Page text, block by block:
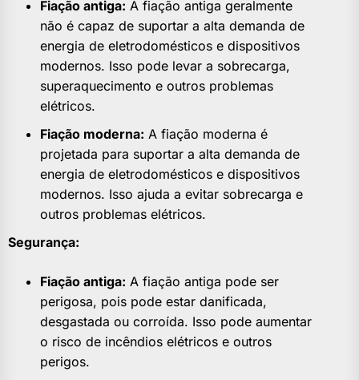
Fiação antiga: A fiação antiga geralmente
não é capaz de suportar a alta demanda de
energia de eletrodomésticos e dispositivos
modernos. Isso pode levar a sobrecarga,
superaquecimento e outros problemas
elétricos.
Fiação moderna: A fiação moderna é
projetada para suportar a alta demanda de
energia de eletrodomésticos e dispositivos
modernos. Isso ajuda a evitar sobrecarga e
outros problemas elétricos.
Segurança:
Fiação antiga: A fiação antiga pode ser
perigosa, pois pode estar danificada,
desgastada ou corroída. Isso pode aumentar
o risco de incêndios elétricos e outros
perigos.